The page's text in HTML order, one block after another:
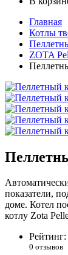
Главная
Котлы
ZOTA
показатели,
доме. Котел
котлу Zota
Рейтинг:
0 отзывов